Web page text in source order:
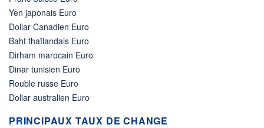
Yen japonais Euro
Dollar Canadien Euro
Baht thaïlandais Euro
Dirham marocain Euro
Dinar tunisien Euro
Rouble russe Euro
Dollar australien Euro
PRINCIPAUX TAUX DE CHANGE